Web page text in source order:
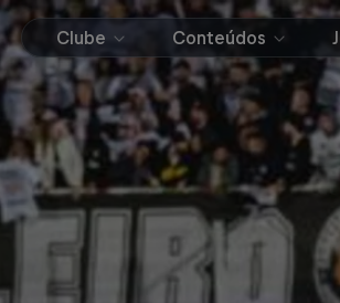
Clube Conteúdos